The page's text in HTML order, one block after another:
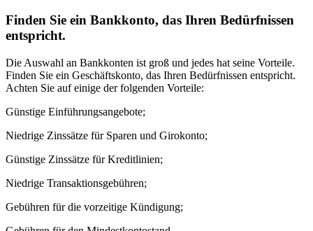
Finden Sie ein Bankkonto, das Ihren Bedürfnissen
entspricht.
Die Auswahl an Bankkonten ist groß und jedes hat seine Vorteile.
Finden Sie ein Geschäftskonto, das Ihren Bedürfnissen entspricht.
Achten Sie auf einige der folgenden Vorteile:
Günstige Einführungsangebote;
Niedrige Zinssätze für Sparen und Girokonto;
Günstige Zinssätze für Kreditlinien;
Niedrige Transaktionsgebühren;
Gebühren für die vorzeitige Kündigung;